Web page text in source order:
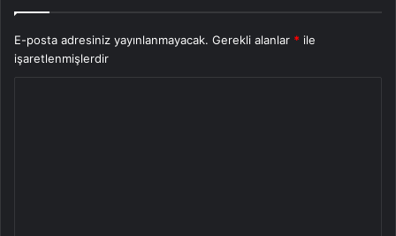
E-posta adresiniz yayınlanmayacak. Gerekli alanlar * ile
işaretlenmişlerdir